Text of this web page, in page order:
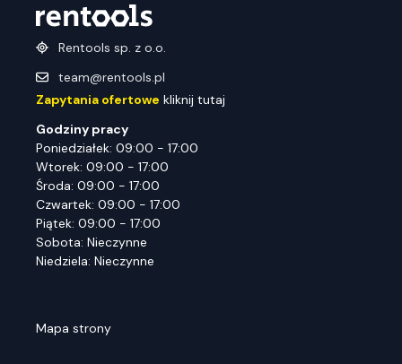
Rentools sp. z o.o.
team@rentools.pl
Zapytania ofertowe kliknij tutaj
Godziny pracy
Poniedziałek: 09:00 - 17:00
Wtorek: 09:00 - 17:00
Środa: 09:00 - 17:00
Czwartek: 09:00 - 17:00
Piątek: 09:00 - 17:00
Sobota: Nieczynne
Niedziela: Nieczynne
Mapa strony